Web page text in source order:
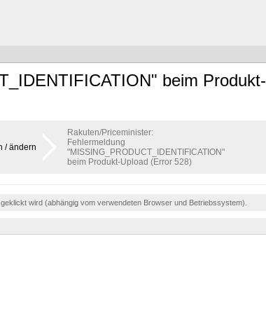
beim Produkt-
/ ändern
Rakuten/Priceminister:
Fehlermeldung
"MISSING_PRODUCT_IDENTIFICATION"
beim Produkt-Upload (Error 528)
wird (abhängig vom verwendeten Browser und Betriebssystem).